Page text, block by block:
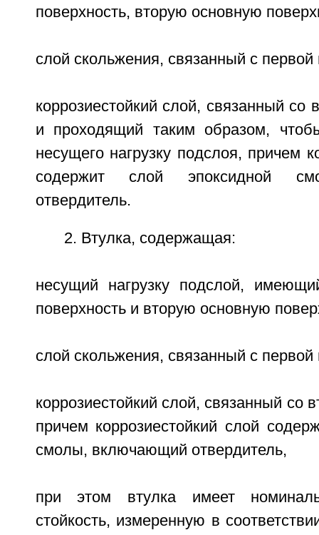
поверхность, вторую основную
слой скольжения, связанный с
коррозиестойкий слой, связанный со
и проходящий таким образом,
несущего нагрузку подслоя, причем
содержит слой эпоксидной
отвердитель.
2. Втулка, содержащая:
несущий нагрузку подслой,
поверхность и вторую основную
слой скольжения, связанный с
коррозиестойкий слой, связанный со
причем коррозиестойкий слой
смолы, включающий отвердитель,
при этом втулка имеет
стойкость, измеренную в